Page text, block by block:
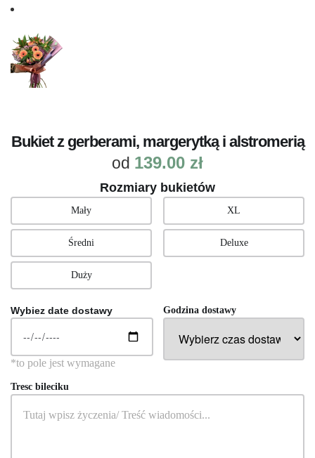
Bukiet z gerberami, margerytką i alstromerią
od 139.00 zł
Rozmiary bukietów
Mały
Średni
Duży
XL
Deluxe
Wybiez date dostawy Godzina dostawy
Tresc bileciku